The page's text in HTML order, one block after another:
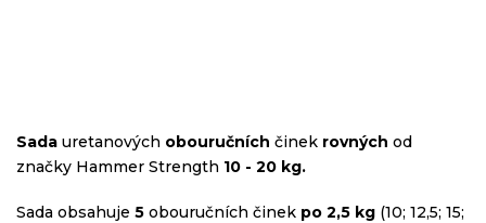
Sada uretanových obouručních činek rovných od
značky Hammer Strength 10 - 20 kg.
Sada obsahuje 5 obouručních činek po 2,5 kg (10; 12,5; 15;